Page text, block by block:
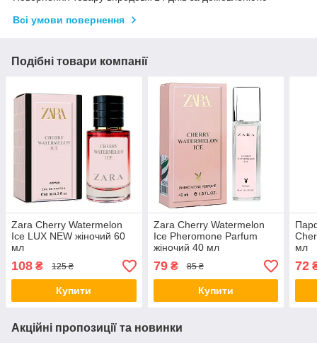
Всі умови повернення
Подібні товари компанії
Zara Cherry Watermelon
Ice LUX NEW жіночий 60
мл
108 ₴ 125 ₴
Купити
Zara Cherry Watermelon
Ice Pheromone Parfum
жіночий 40 мл
79₴ 85 ₴
Купити
мл
72
Акційні пропозиції та новинки